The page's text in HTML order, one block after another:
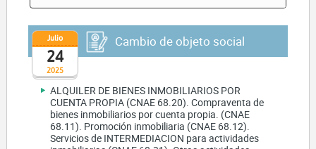
2025
Julio
24
Cambio de objeto social
ALQUILER DE BIENES INMOBILIARIOS POR
CUENTA PROPIA (CNAE 68.20). Compraventa de
bienes inmobiliarios por cuenta propia. (CNAE
68.11). Promoción inmobiliaria (CNAE 68.12).
Servicios de INTERMEDIACION para actividades